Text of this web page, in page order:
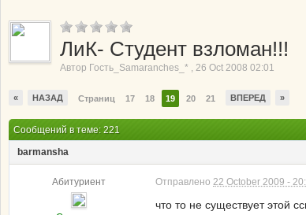
ЛиК- Студент взломан!!!
Автор Гость_Samaranches_* , 26 Oct 2008 02:01
« НАЗАД Страниц 17 18 19 20 21 ВПЕРЕД »
Сообщений в теме: 221
barmansha
Абитуриент Отправлено 22 October 2009 -
что то не существует этой